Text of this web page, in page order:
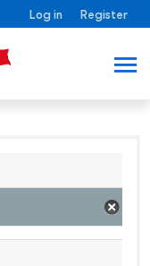
Log in Register